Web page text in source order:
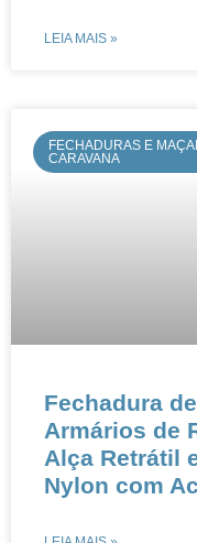
LEIA MAIS »
FECHADURAS E
CARAVANA
Fechadura
Armários de
Alça Retrátil
Nylon com